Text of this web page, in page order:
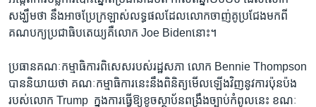
សង្ឃឹម​ថា​ នឹង​អាច​ប្រែ​ក្រឡាស់​លទ្ធផល​ដែល​លោក​ចាញ់​គូប្រជែង​មក​ពី​
គណបក្យ​ប្រជា​ធិបតេយ្យ​គឺ​លោក Joe Bidenនោះ។​
ប្រធាន​គណៈកម្មាធិការ​ពិសេស​របស់​រដ្ឋសភា​ លោក​ Bennie Thompson
​បាន​និយាយ​ថា​ គណៈ​កម្មាធិការ​នេះ​នឹង​ពិនិត្យ​មើល​ឡើង​វិញ​នូវ​ការ​ប៉ុនប៉ង​
របស់​លោក​ Trump ​ ក្នុង​ការ​ធ្វើ​ឱ្យ​ខូច​ស្ថាប័ន​ពង្រឹង​ច្បាប់​កំពូល​នេះ​ ខណៈ​